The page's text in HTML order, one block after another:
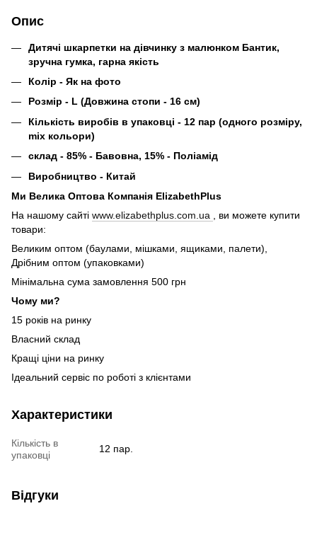
Опис
Дитячі шкарпетки на дівчинку з малюнком Бантик,
зручна гумка, гарна якість
Колір - Як на фото
Розмір - L (Довжина стопи - 16 см)
Кількість виробів в упаковці - 12 пар (одного розміру,
mix кольори)
склад - 85% - Бавовна, 15% - Поліамід
Виробництво - Китай
Ми Велика Оптова Компанія ElizabethPlus
На нашому сайті www.elizabethplus.com.ua
, ви можете купити
товари:
Великим оптом (баулами, мішками, ящиками, палети),
Дрібним оптом (упаковками)
Мінімальна сума замовлення 500 грн
Чому ми?
15 років на ринку
Власний склад
Кращі ціни на ринку
Ідеальний сервіс по роботі з клієнтами
Характеристики
Кількість в
упаковці
12 пар.
Відгуки